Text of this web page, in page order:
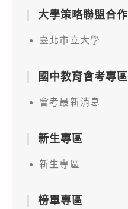
大學策略聯盟合作
臺北市立大學
國中教育會考專區
會考最新消息
新生專區
新生專區
榜單專區